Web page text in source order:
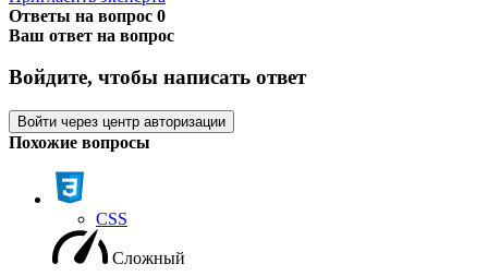
Ответы на вопрос 0
Ваш ответ на вопрос
Войдите, чтобы написать ответ
Войти через центр авторизации
Похожие вопросы
CSS
Сложный